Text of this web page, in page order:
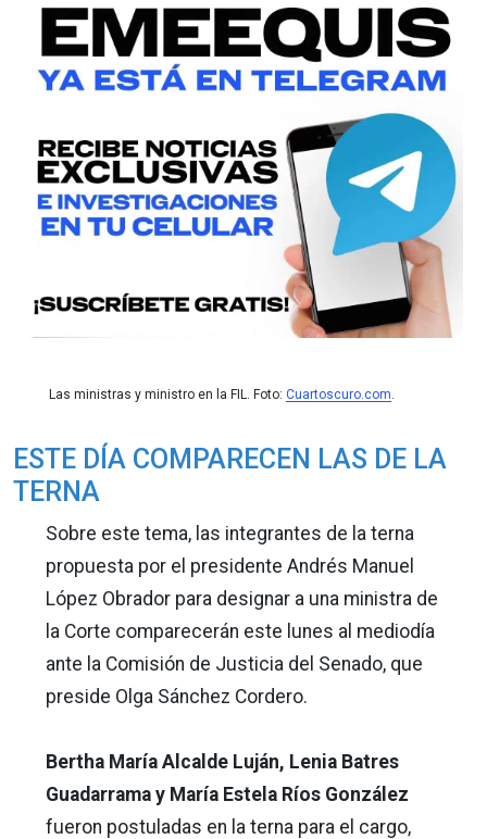
Las ministras y ministro en la FIL. Foto: Cuartoscuro.com
ESTE DÍA COMPARECEN LAS DE LA
TERNA
Sobre este tema, las integrantes de la terna
propuesta por el presidente Andrés Manuel
López Obrador para designar a una ministra de
la Corte comparecerán este lunes al mediodía
ante la Comisión de Justicia del Senado, que
preside Olga Sánchez Cordero.
Bertha María Alcalde Luján, Lenia Batres
Guadarrama y María Estela Ríos González
fueron postuladas en la terna para el cargo,